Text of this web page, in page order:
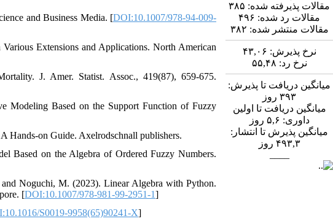
مقالات پذیرفته شده: ۳۸۵
مقالات رد شده: ۴۹۶
مقالات منتشر شده: ۳۸۲
نرخ پذیرش: ۴۳,۰۶
نرخ رد: ۵۵,۴۸
میانگین دریافت تا پذیرش:
۳۹۳ روز
میانگین دریافت تا اولین
داوری: ۵,۶ روز
میانگین پذیرش تا انتشار:
۴۹۳,۳ روز
and Business Media. [DOI:10.1007/978-94-009-
Extensions and Applications. North American
J. Amer. Statist. Assoc., 419(87), 659-675.
Modeling Based on the Support Function of Fuzzy
Hands-on Guide. Axelrodschnall publishers.
Based on the Algebra of Ordered Fuzzy Numbers.
Noguchi, M. (2023). Linear Algebra with Python.
[DOI:10.1007/978-981-99-2951-1]
S0019-9958(65)90241-X]